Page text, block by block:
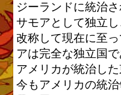
ジーランドに統治
サモアとして独立
改称して現在に至
アは完全な独立国
アメリカが統治し
今もアメリカの統